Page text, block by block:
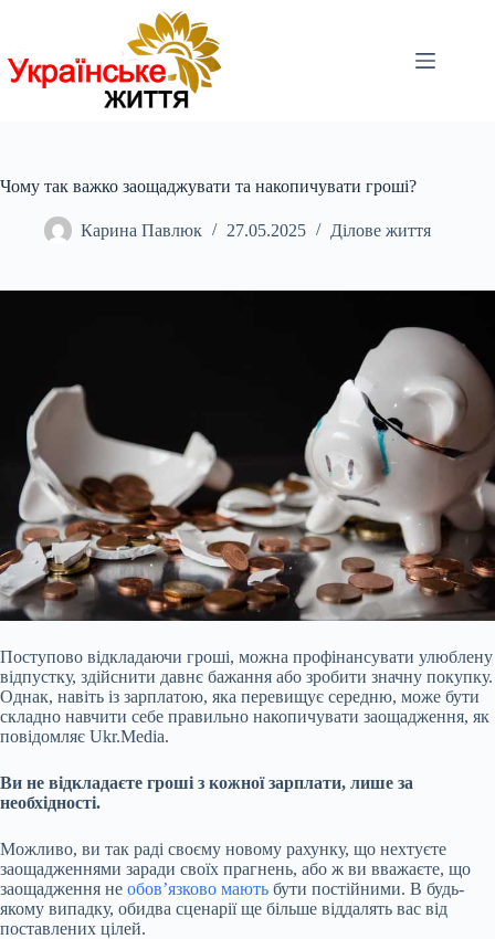
Чому так важко заощаджувати та накопичувати гроші?
Карина Павлюк 27.05.2025 Ділове життя
Поступово відкладаючи гроші, можна профінансувати улюблену
відпустку, здійснити давнє бажання або зробити значну покупку.
Однак, навіть із зарплатою, яка перевищує середню, може бути
складно навчити себе правильно накопичувати заощадження, як
повідомляє Ukr.Media.
Ви не відкладаєте гроші з кожної зарплати, лише за
необхідності.
Можливо, ви так раді своєму новому рахунку, що нехтуєте
заощадженнями заради своїх прагнень, або ж ви вважаєте, що
заощадження не обов’язково мають бути постійними. В будь-
якому випадку, обидва сценарії ще більше віддалять вас від
поставлених цілей.